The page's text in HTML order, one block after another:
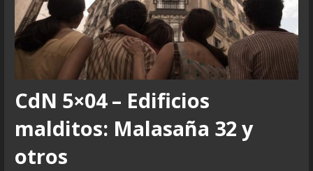
CdN 5×04 – Edificios
malditos: Malasaña 32 y
otros